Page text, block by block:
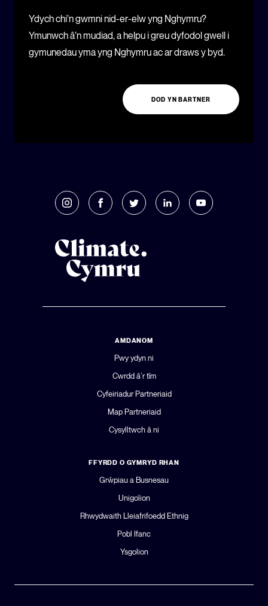
Ydych chi’n gwmni nid-er-elw yng Nghymru?
Ymunwch â’n mudiad, a helpu i greu dyfodol gwell i
gymunedau yma yng Nghymru ac ar draws y byd.
DOD YN BARTNER
AMDANOM
Pwy ydyn ni
Cwrdd â’r tîm
Cyfeiriadur Partneriaid
Map Partneriaid
Cysylltwch â ni
FFYRDD O GYMRYD RHAN
Grŵpiau a Busnesau
Unigolion
Rhwydwaith Lleiafrifoedd Ethnig
Pobl Ifanc
Ysgolion